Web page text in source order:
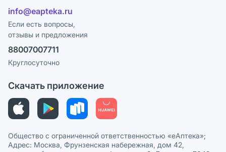
Блог
Лицензия
Реклама на сайте
Ваши товары на ЕАПТЕКЕ
Программа СберСпасибо
Политика конфиденциальности
Пользовательское соглашение
Политика рекомендаций
Этика и соответствие
Политика в отношении обработки персональных данных
info@eapteka.ru
Если есть вопросы,
отзывы и предложения
88007007711
Круглосуточно
Скачать приложение
Общество с ограниченной ответственностью «еАптека»;
Адрес: Москва, Фрунзенская набережная, дом 42,